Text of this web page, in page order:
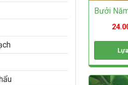
phẩm
Bưởi
Sản
phẩm